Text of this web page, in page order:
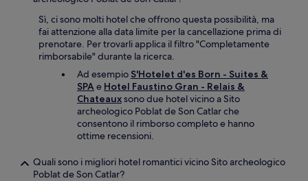
Sì, ci sono molti hotel che offrono questa possibilità, ma
fai attenzione alla data limite per la cancellazione prima di
prenotare. Per trovarli applica il filtro "Completamente
rimborsabile" durante la ricerca.
Ad esempio S'Hotelet d'es Born - Suites &
SPAe Hotel Faustino Gran - Relais &
Chateauxsono due hotel vicino a Sito
archeologico Poblat de Son Catlar che
consentono il rimborso completo e hanno
ottime recensioni.
Quali sono i migliori hotel romantici vicino Sito archeologico
Poblat de Son Catlar?